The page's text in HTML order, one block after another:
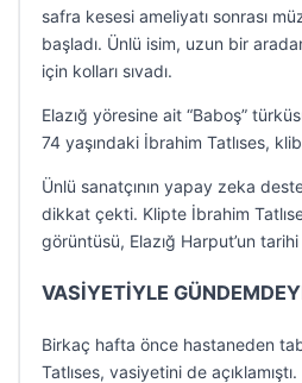
safra kesesi ameliyatı sonrası
başladı. Ünlü isim, uzun bir
için kolları sıvadı.
Elazığ yöresine ait “Baboş”
74 yaşındaki İbrahim Tatlıses,
Ünlü sanatçının yapay zeka
dikkat çekti. Klipte İbrahim
görüntüsü, Elazığ Harput’un
VASİYETİYLE
Birkaç hafta önce hastaneden
Tatlıses, vasiyetini de açıklamıştı.